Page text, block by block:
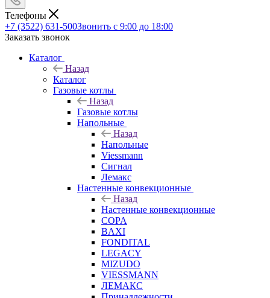
Телефоны
+7 (3522) 631-500Звонить с 9:00 до 18:00
Заказать звонок
Каталог
Назад
Каталог
Газовые котлы
Назад
Газовые котлы
Напольные
Назад
Напольные
Viessmann
Сигнал
Лемакс
Настенные конвекционные
Назад
Настенные конвекционные
COPA
BAXI
FONDITAL
LEGACY
MIZUDO
VIESSMANN
ЛЕМАКС